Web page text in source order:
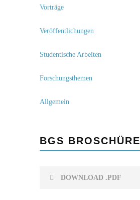
Vorträge
Veröffentlichungen
Studentische Arbeiten
Forschungsthemen
Allgemein
BGS BROSCHÜRE
DOWNLOAD .PDF